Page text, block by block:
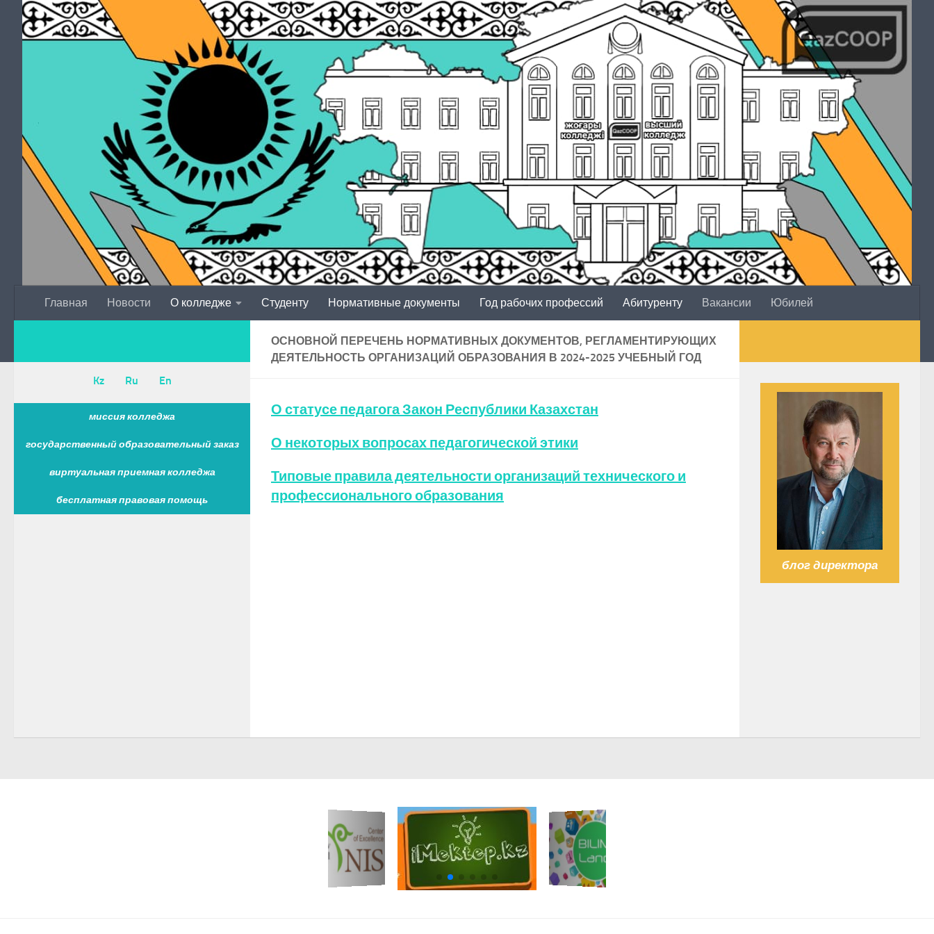
Перейти к содержимому
Главная Новости О колледже Студенту Нормативные документы Год рабочих профессий Абитуренту Вакансии Юбилей
ОСНОВНОЙ ПЕРЕЧЕНЬ НОРМАТИВНЫХ ДОКУМЕНТОВ, РЕГЛАМЕНТИРУЮЩИХ
ДЕЯТЕЛЬНОСТЬ ОРГАНИЗАЦИЙ ОБРАЗОВАНИЯ В 2024-2025 УЧЕБНЫЙ ГОД
О статусе педагога Закон Республики Казахстан
О некоторых вопросах педагогической этики
Типовые правила деятельности организаций технического и
профессионального образования
Kz Ru En
миссия колледжа
государственный образовательный заказ
виртуальная приемная колледжа
бесплатная правовая помощь
блог директора